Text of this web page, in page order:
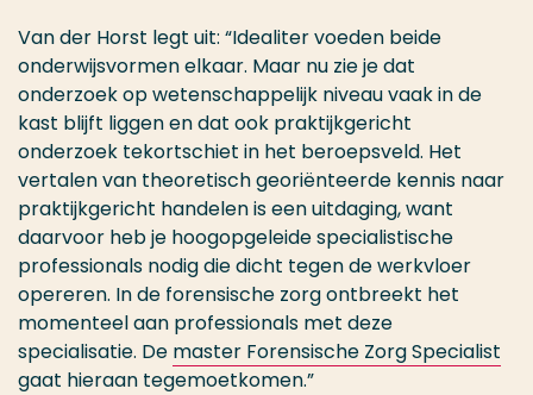
Van der Horst legt uit: “Idealiter voeden beide
onderwijsvormen elkaar. Maar nu zie je dat
onderzoek op wetenschappelijk niveau vaak in de
kast blijft liggen en dat ook praktijkgericht
onderzoek tekortschiet in het beroepsveld. Het
vertalen van theoretisch georiënteerde kennis naar
praktijkgericht handelen is een uitdaging, want
daarvoor heb je hoogopgeleide specialistische
professionals nodig die dicht tegen de werkvloer
opereren. In de forensische zorg ontbreekt het
momenteel aan professionals met deze
specialisatie. De master Forensische Zorg Specialist
gaat hieraan tegemoetkomen.”